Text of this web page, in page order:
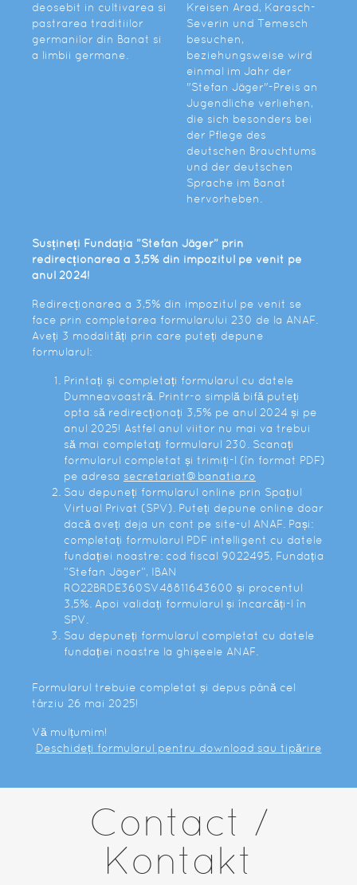
deosebit in cultivarea si
pastrarea traditiilor
germanilor din Banat si
a limbii germane.
Kreisen Arad, Karasch-
Severin und Temesch
besuchen,
beziehungsweise wird
einmal im Jahr der
"Stefan Jäger"-Preis an
Jugendliche verliehen,
die sich besonders bei
der Pflege des
deutschen Brauchtums
und der deutschen
Sprache im Banat
hervorheben.
Susțineți Fundația ”Stefan Jäger” prin
redirecționarea a 3,5% din impozitul pe venit pe
anul 2024!
Redirecționarea a 3,5% din impozitul pe venit se
face prin completarea formularului 230 de la ANAF.
Aveți 3 modalități prin care puteți depune
formularul:
Printați și completați formularul cu datele
Dumneavoastră. Printr-o simplă bifă puteți
opta să redirecționați 3,5% pe anul 2024 și pe
anul 2025! Astfel anul viitor nu mai va trebui
să mai completați formularul 230. Scanați
formularul completat și trimiți-l (în format PDF)
pe adresa secretariat@banatia.ro
Sau depuneți formularul online prin Spațiul
Virtual Privat (SPV). Puteți depune online doar
dacă aveți deja un cont pe site-ul ANAF. Pași:
completați formularul PDF intelligent cu datele
fundației noastre: cod fiscal 9022495, Fundația
”Stefan Jäger”, IBAN
RO22BRDE360SV48811643600 și procentul
3,5%. Apoi validați formularul și încarcăți-l în
SPV.
Sau depuneți formularul completat cu datele
fundației noastre la ghișeele ANAF.
Formularul trebuie completat și depus până cel
târziu 26 mai 2025!
Vă mulțumim!
Deschideți formularul pentru download sau tipărire
Contact /
Kontakt